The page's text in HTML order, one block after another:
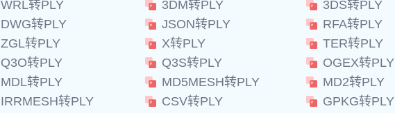
WRL转PLY 3DM转PLY 3DS转PLY
DWG转PLY JSON转PLY RFA转PLY
ZGL转PLY X转PLY TER转PLY
Q3O转PLY Q3S转PLY OGEX转PLY
MDL转PLY MD5MESH转PLY MD2转PLY
IRRMESH转PLY CSV转PLY GPKG转PLY